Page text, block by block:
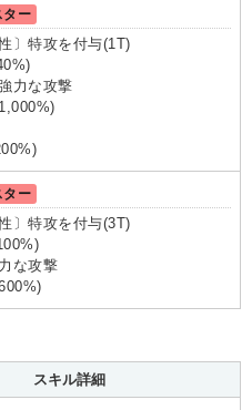
ター
〕特攻を付与(1T)
力な攻撃
ター
〕特攻を付与(3T)
な攻撃
スキル詳細